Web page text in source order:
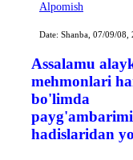
Alpomish
Date: Shanba, 07/09/08,
Assalamu
mehmonlari
bo'limda
hadislaridan